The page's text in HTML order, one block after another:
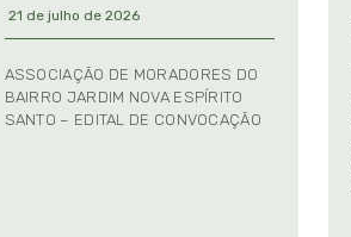
21 de julho de 2026
ASSOCIAÇÃO DE MORADORES DO
BAIRRO JARDIM NOVA ESPÍRITO
SANTO – EDITAL DE CONVOCAÇÃO